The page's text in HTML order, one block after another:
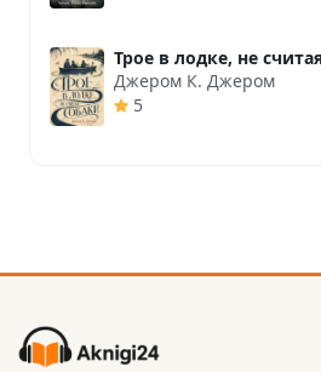
Трое в лодке, не
Джером К. Джером
5